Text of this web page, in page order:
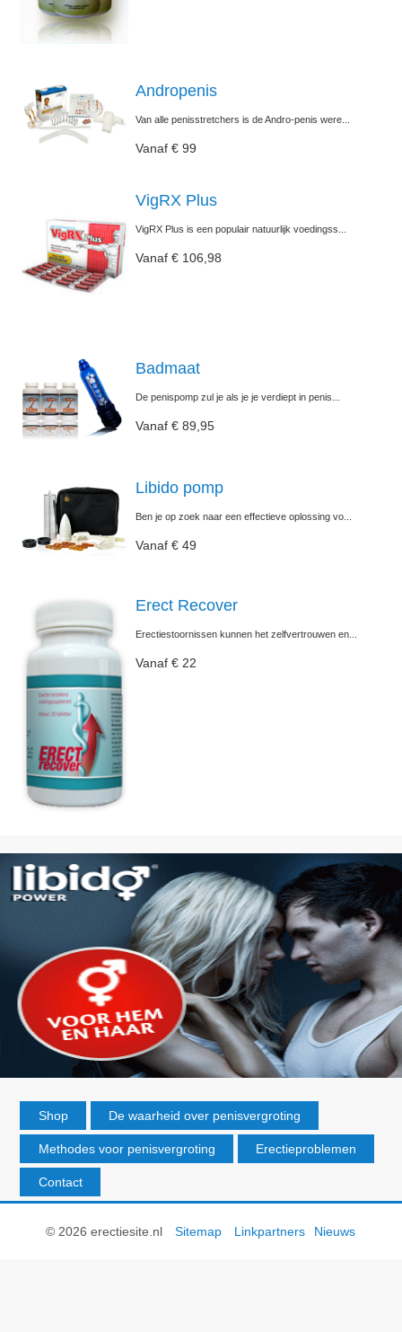
Andropenis
Van alle penisstretchers is de Andro-penis were...
Vanaf € 99
VigRX Plus
VigRX Plus is een populair natuurlijk voedingss...
Vanaf € 106,98
Badmaat
De penispomp zul je als je je verdiept in penis...
Vanaf € 89,95
Libido pomp
Ben je op zoek naar een effectieve oplossing vo...
Vanaf € 49
Erect Recover
Erectiestoornissen kunnen het zelfvertrouwen en...
Vanaf € 22
Shop De waarheid over penisvergroting
Methodes voor penisvergroting Erectieproblemen
Contact
© 2026 erectiesite.nl Sitemap Linkpartners Nieuws